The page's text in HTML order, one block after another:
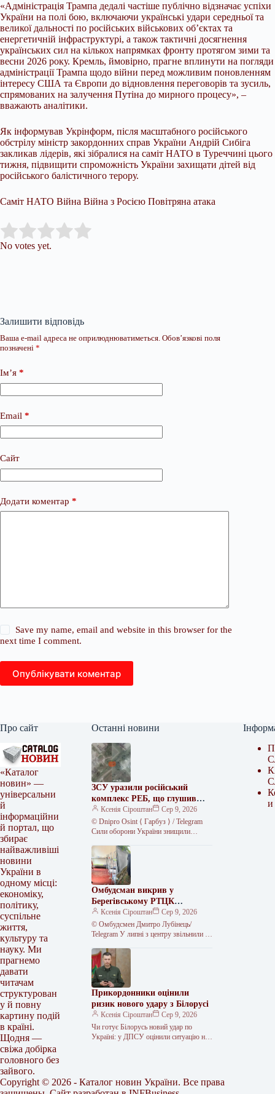
«Адміністрація Трампа дедалі частіше публічно відзначає успіхи
України на полі бою, включаючи українські удари середньої та
великої дальності по російських військових об’єктах та
енергетичній інфраструктурі, а також тактичні досягнення
українських сил на кількох напрямках фронту протягом зими та
весни 2026 року. Кремль, ймовірно, прагне вплинути на погляди
адміністрації Трампа щодо війни перед можливим поновленням
інтересу США та Європи до відновлення переговорів та зусиль,
спрямованих на залучення Путіна до мирного процесу», –
вважають аналітики.
Як інформував Укрінформ, після масштабного російського
обстрілу міністр закордонних справ України Андрій Сибіга
закликав лідерів, які зібралися на саміт НАТО в Туреччині цього
тижня, підвищити спроможність України захищати дітей від
російського балістичного терору.
Саміт НАТО Війна Війна з Росією Повітряна атака
Rate this item:
No votes yet.
Залишити відповідь
Ваша e-mail адреса не оприлюднюватиметься. Обов’язкові поля
позначені *
Ім’я *
Email *
Сайт
Додати коментар *
Save my name, email and website in this browser for the
next time I comment.
Опублікувати коментар
Про сайт
«Каталог
новин» —
універсальни
й
інформаційни
й портал, що
збирає
найважливіші
новини
України в
одному місці:
економіку,
політику,
суспільне
життя,
культуру та
науку. Ми
прагнемо
давати
читачам
структурован
у й повну
картину подій
в країні.
Щодня —
свіжа добірка
головного без
зайвого.
Останні новини
ЗСУ уразили російський
комплекс РЕБ, що глушив
Starlink
Ксенія Сіроштан
Сер 9, 2026
© Dnipro Osint ⟨ Гарбуз ⟩ / Telegram
Сили оборони України знищили
боротьби «Волна Купол Гарант» на…
Омбудсман викрив у
Берегівському РТЦК
незаконне скасування
відстрочок та утримання
громадян
Ксенія Сіроштан
Сер 9, 2026
© Омбудсмен Дмитро Лубінець/
Telegram У липні з центру звільнили 11
утримували протиправно.
Представник омбудсмана…
Прикордонники оцінили
ризик нового удару з Білорусі
Ксенія Сіроштан
Сер 9, 2026
Чи готує Білорусь новий удар по
Україні: у ДПСУ оцінили ситуацію на
и
Copyright © 2026 - Каталог новин України. Все права